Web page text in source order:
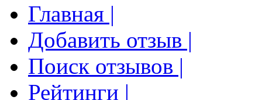
Главная |
Добавить отзыв |
Поиск отзывов |
Рейтинги |